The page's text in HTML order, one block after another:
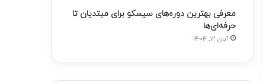
معرفی بهترین دوره‌های سیسکو برای مبتدیان تا
حرفه‌ای‌ها
آبان 12, 1404